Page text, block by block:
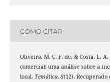
COMO CITAR
Oliveira, M. C. F. de, & Costa, L.
comercial: uma análise sobre a
local. Temática, 8(12). Recuperado